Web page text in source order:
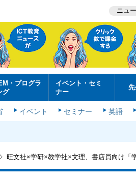
ニュ
・プログラ
グ
イベント・セミ
ナー
先
イベント セミナー 英語
旺文社×学研×教学社×文理、書店員向け「